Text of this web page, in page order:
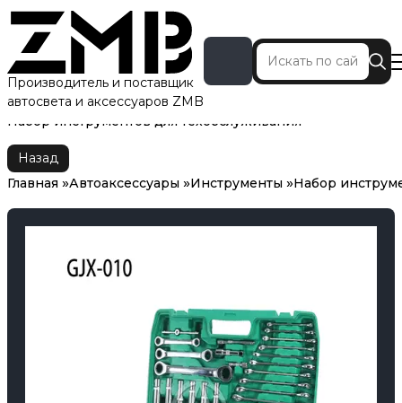
Производитель и поставщик
автосвета и аксессуаров ZMB
Главная Автоаксессуары
Инструменты
Набор инструментов для техобслуживания
Назад
Главная
Автоаксессуары Инструменты Набор